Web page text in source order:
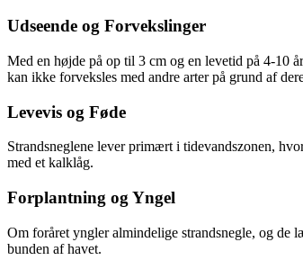
Udseende og Forvekslinger
Med en højde på op til 3 cm og en levetid på 4-10
kan ikke forveksles med andre arter på grund af
Levevis og Føde
Strandsneglene lever primært i tidevandszonen,
med et kalklåg.
Forplantning og Yngel
Om foråret yngler almindelige strandsnegle, og
bunden af havet.